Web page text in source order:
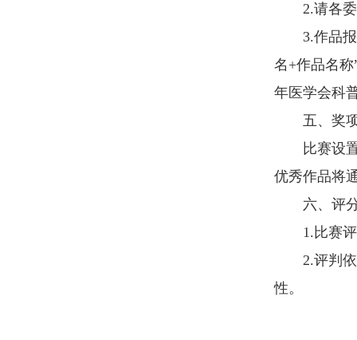
2.请各
3.作品
名+作品名
年医学会科
五、奖
比赛设
优秀作品将
六、评
1.比赛
2.评判
性。